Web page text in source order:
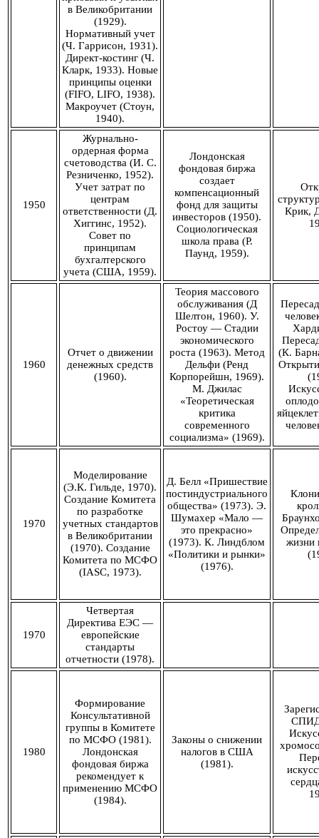
в Великобритании
(1929).
Нормативный учет
(Ч. Гаррисон, 1931).
Директ-костинг (Ч.
Кларк, 1933). Новые
принципы оценки
(FIFO, LIFO, 1938).
Макроучет (Стоун,
1940).
1950
Журнально-
ордерная форма
счетоводства (И. С.
Резниченко, 1952).
Учет затрат по
центрам
ответственности (Д.
Хиггинс, 1952).
Совет по
принципам
бухгалтерского
учета (США, 1959).
Лондонская
фондовая биржа
создает
компенсационный
фонд для защиты
инвесторов (1950).
Социологическая
школа права (Р.
Паунд, 1959).
Крик,
1960
Отчет о движении
денежных средств
(1960).
Теория массового
обслуживания (Д
Шелтон, 1960). У.
Ростоу — Стадии
экономического
роста (1963). Метод
Дельфи (Ренд
Корпорейшн, 1969).
М. Джилас
«Теоретическая
критика
современного
социализма» (1969).
(К.
1970
Моделирование
(Э.К. Гильде, 1970).
Создание Комитета
по разработке
учетных стандартов
в Великобритании
(1970). Создание
Комитета по МСФО
(IASC, 1973).
Д. Белл «Пришествие
постиндустриального
общества» (1973). Э.
Шумахер «Мало —
это прекрасно»
(1973). К. Линдблом
«Политики и рынки»
(1976).
жизни
1970
Четвертая
Директива ЕЭС —
европейские
стандарты
отчетности (1978).
1980
Формирование
Консультативной
группы в Комитете
по МСФО (1981).
Лондонская
фондовая биржа
рекомендует к
применению МСФО
(1984).
Законы о снижении
налогов в США
(1981).
СПИД